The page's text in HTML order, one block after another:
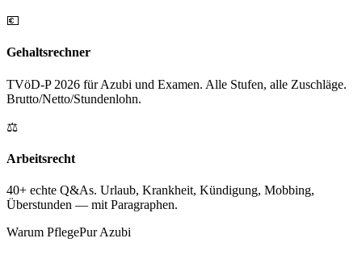
💶
Gehaltsrechner
TVöD-P 2026 für Azubi und Examen. Alle Stufen, alle Zuschläge.
Brutto/Netto/Stundenlohn.
⚖️
Arbeitsrecht
40+ echte Q&As. Urlaub, Krankheit, Kündigung, Mobbing,
Überstunden — mit Paragraphen.
Warum PflegePur Azubi